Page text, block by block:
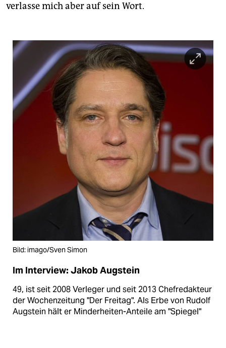
verlasse mich aber auf sein Wort.
Bild: imago/Sven Simon
Im Interview: Jakob Augstein
49, ist seit 2008 Verleger und seit 2013 Chefredakteur
der Wochenzeitung "Der Freitag". Als Erbe von Rudolf
Augstein hält er Minderheiten-Anteile am "Spiegel"